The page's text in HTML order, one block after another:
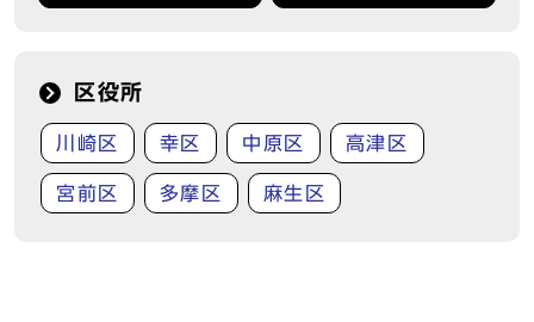
区役所
川崎区 幸区 中原区 高津区
宮前区 多摩区 麻生区